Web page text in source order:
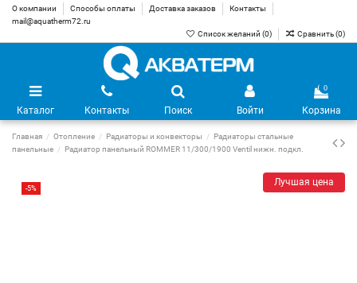
О компании Способы оплаты Доставка заказов
Контакты
mail@aquatherm72.ru
Список желаний (0) Сравнить (0)
Каталог Контакты Поиск Войти
0
Корзина
Главная Отопление Радиаторы и конвекторы
Радиаторы стальные
панельные
Радиатор панельный ROMMER 11/300/1900 Ventil нижн. подкл.
-5%
Лучшая цена